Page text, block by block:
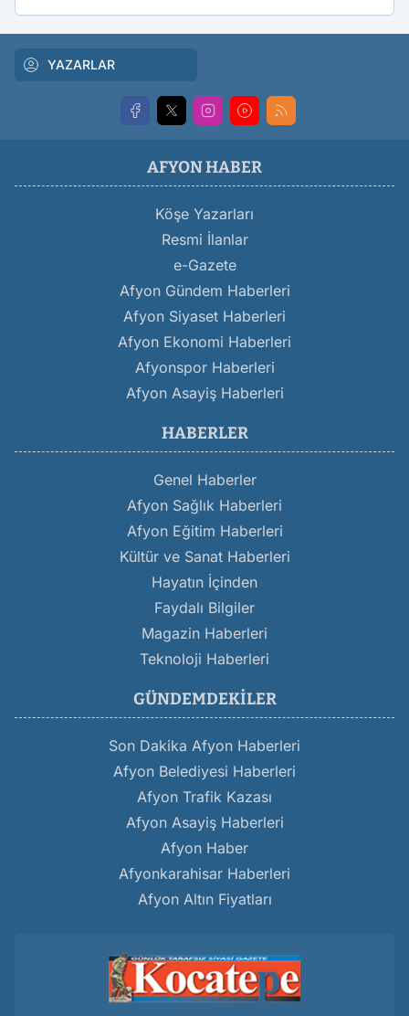
YAZARLAR
AFYON HABER
Köşe Yazarları
Resmi İlanlar
e-Gazete
Afyon Gündem Haberleri
Afyon Siyaset Haberleri
Afyon Ekonomi Haberleri
Afyonspor Haberleri
Afyon Asayiş Haberleri
HABERLER
Genel Haberler
Afyon Sağlık Haberleri
Afyon Eğitim Haberleri
Kültür ve Sanat Haberleri
Hayatın İçinden
Faydalı Bilgiler
Magazin Haberleri
Teknoloji Haberleri
GÜNDEMDEKILER
Son Dakika Afyon Haberleri
Afyon Belediyesi Haberleri
Afyon Trafik Kazası
Afyon Asayiş Haberleri
Afyon Haber
Afyonkarahisar Haberleri
Afyon Altın Fiyatları